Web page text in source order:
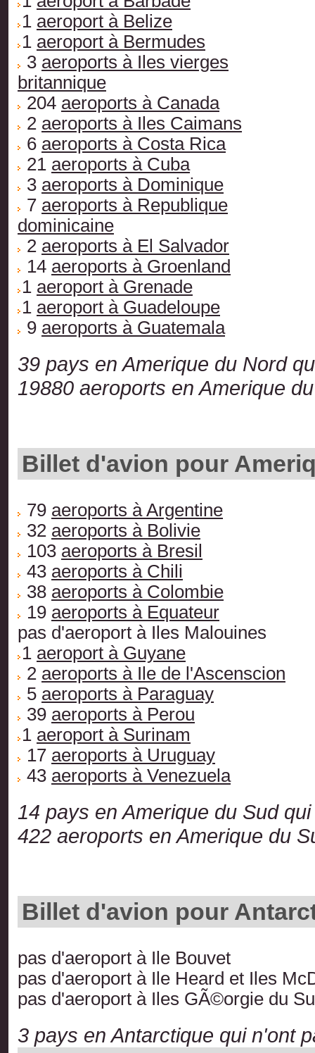
1 aeroport à Belize
1 aeroport à Bermudes
3 aeroports à Iles vierges
britannique
204 aeroports à Canada
2 aeroports à Iles Caimans
6 aeroports à Costa Rica
21 aeroports à Cuba
3 aeroports à Dominique
7 aeroports à Republique
dominicaine
2 aeroports à El Salvador
14 aeroports à Groenland
1 aeroport à Grenade
1 aeroport à Guadeloupe
9 aeroports à Guatemala
39 pays en Amerique du Nord
19880 aeroports en Amerique
Billet d'avion pour
79 aeroports à Argentine
32 aeroports à Bolivie
103 aeroports à Bresil
43 aeroports à Chili
38 aeroports à Colombie
19 aeroports à Equateur
pas d'aeroport à Iles Malouines
1 aeroport à Guyane
2 aeroports à Ile de l'Ascenscion
5 aeroports à Paraguay
39 aeroports à Perou
1 aeroport à Surinam
17 aeroports à Uruguay
43 aeroports à Venezuela
14 pays en Amerique du Sud
422 aeroports en Amerique du
Billet d'avion pour
pas d'aeroport à Ile Bouvet
pas d'aeroport à Ile Heard et Iles
pas d'aeroport à Iles GÃ©orgie du
3 pays en Antarctique qui n'ont